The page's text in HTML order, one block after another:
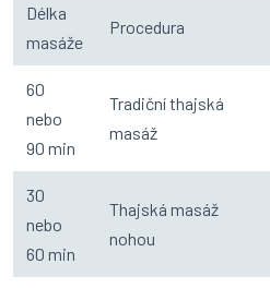
Délka
masáže
Procedura
60
nebo
90 min
Tradiční thajská
masáž
30
nebo
60 min
Thajská masáž
nohou